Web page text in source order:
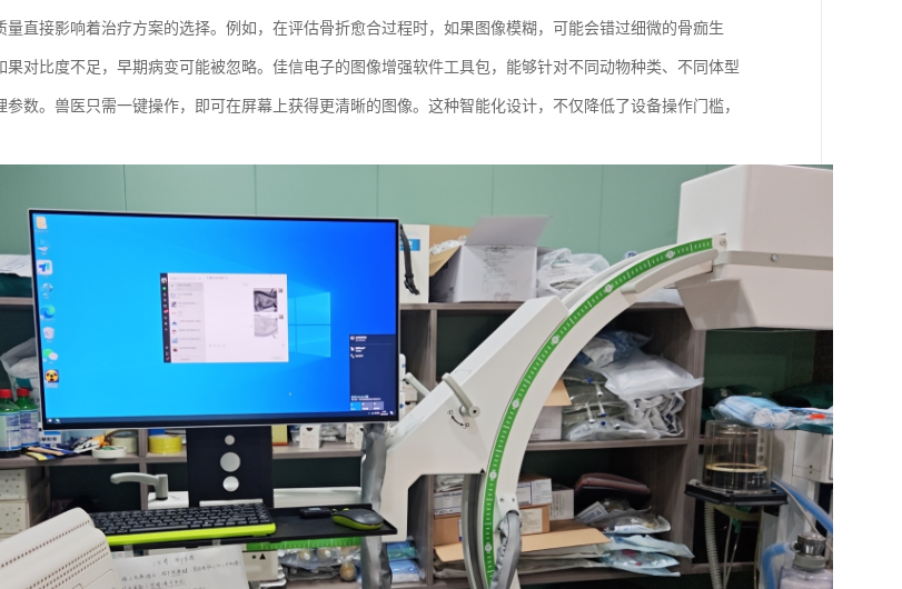
量直接影响着治疗方案的选择。例如，在评估骨折愈合过程时，如果图像模糊，可能会错过细微的骨痂生
果对比度不足，早期病变可能被忽略。佳信电子的图像增强软件工具包，能够针对不同动物种类、不同体型
参数。兽医只需一键操作，即可在屏幕上获得更清晰的图像。这种智能化设计，不仅降低了设备操作门槛，